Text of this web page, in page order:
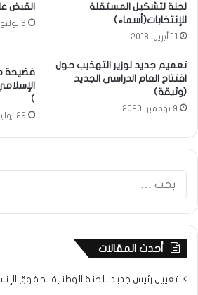
لجنة لتشكيل المستقلة
للإنتخابات(أسماء)
11 أبريل، 2018
القبض
6 يوليو، 2019
تعميم جديد لوزير التهذيب حول
افتتاح العام الدراسي الجديد
(وثيقة)
9 نوفمبر، 2020
فضيحة
)
29 يوليو، 2019
أحدث المقالات
تعيين رئيس جديد للجنة الوطنية لحقوق